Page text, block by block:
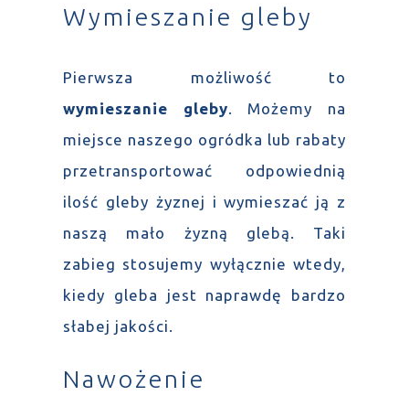
Wymieszanie gleby
Pierwsza możliwość to
wymieszanie gleby. Możemy na
miejsce naszego ogródka lub rabaty
przetransportować odpowiednią
ilość gleby żyznej i wymieszać ją z
naszą mało żyzną glebą. Taki
zabieg stosujemy wyłącznie wtedy,
kiedy gleba jest naprawdę bardzo
słabej jakości.
Nawożenie